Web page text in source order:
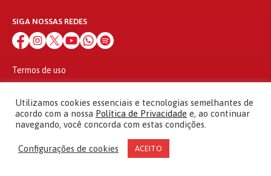
SIGA NOSSAS REDES
Termos de uso
© 2010 - 2026
Partido dos Trabalhadores Todos os direitos reservados
Utilizamos cookies essenciais e tecnologias semelhantes de
acordo com a nossa Política de Privacidade e, ao continuar
navegando, você concorda com estas condições.
Configurações de cookies ACEITO